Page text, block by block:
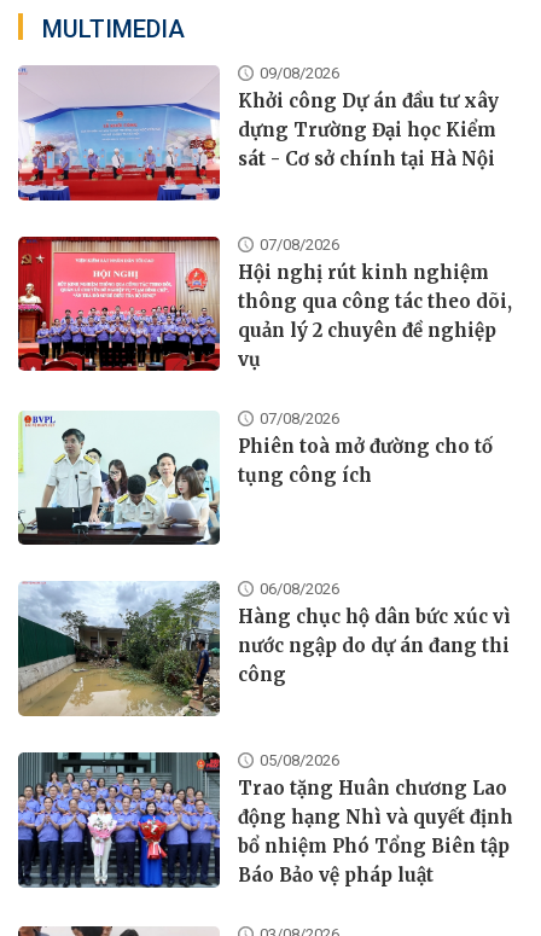
MULTIMEDIA
09/08/2026
Khởi công Dự án đầu tư xây
dựng Trường Đại học Kiểm
sát - Cơ sở chính tại Hà Nội
07/08/2026
Hội nghị rút kinh nghiệm
thông qua công tác theo dõi,
quản lý 2 chuyên đề nghiệp
vụ
07/08/2026
Phiên toà mở đường cho tố
tụng công ích
06/08/2026
Hàng chục hộ dân bức xúc vì
nước ngập do dự án đang thi
công
05/08/2026
Trao tặng Huân chương Lao
động hạng Nhì và quyết định
bổ nhiệm Phó Tổng Biên tập
Báo Bảo vệ pháp luật